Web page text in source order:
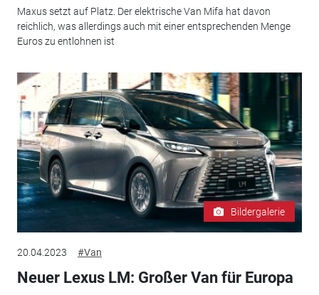
Maxus setzt auf Platz. Der elektrische Van Mifa hat davon
reichlich, was allerdings auch mit einer entsprechenden Menge
Euros zu entlohnen ist
Bildergalerie
20.04.2023 #Van
Neuer Lexus LM: Großer Van für Europa